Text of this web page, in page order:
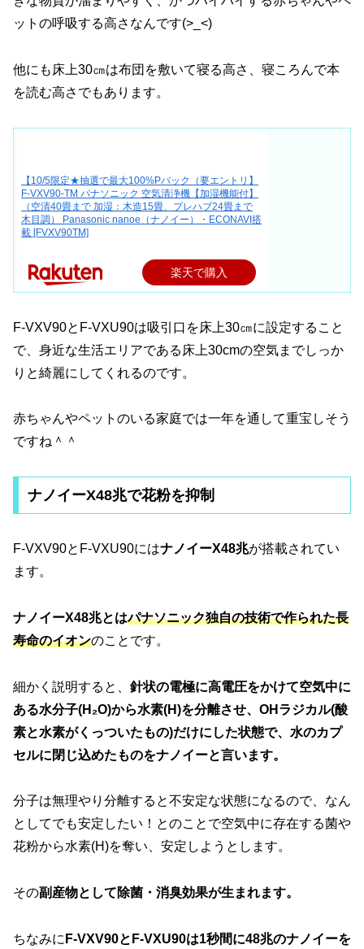
ットの呼吸する高さなんです(>_<)
他にも床上30㎝は布団を敷いて寝る高さ、寝ころんで本
を読む高さでもあります。
【10/5限定★抽選で最大100%Pバック（要エントリ】
F-VXV90-TM パナソニック 空気清浄機【加湿機能付】
（空清40畳まで 加湿：木造15畳、プレハブ24畳まで
木目調） Panasonic nanoe（ナノイー）・ECONAVI搭
載 [FVXV90TM]
楽天で購入
F-VXV90とF-VXU90は吸引口を床上30㎝に設定すること
で、身近な生活エリアである床上30cmの空気までしっか
りと綺麗にしてくれるのです。
赤ちゃんやペットのいる家庭では一年を通して重宝しそう
ですね＾＾
ナノイーX48兆で花粉を抑制
F-VXV90とF-VXU90にはナノイーX48兆が搭載されてい
ます。
ナノイーX48兆とはパナソニック独自の技術で作られた長
寿命のイオンのことです。
細かく説明すると、 針状の電極に高電圧をかけて空気中に
ある水分子(H₂O)から水素(H)を分離させ、OHラジカル(酸
素と水素がくっついたもの)だけにした状態で、水のカプ
セルに閉じ込めたものをナノイーと言います。
分子は無理やり分離すると不安定な状態になるので、なん
としてでも安定したい！とのことで空気中に存在する菌や
花粉から水素(H)を奪い、安定しようとします。
その副産物として除菌・消臭効果が生まれます。
ちなみに F-VXV90とF-VXU90は1秒間に48兆のナノイーを